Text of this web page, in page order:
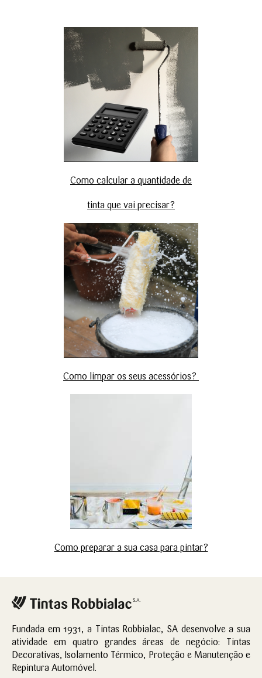
Como calcular a quantidade de
tinta que vai precisar?
Como limpar os seus acessórios?
Como preparar a sua casa para pintar?
Fundada em 1931, a Tintas Robbialac, SA desenvolve a sua
atividade em quatro grandes áreas de negócio: Tintas
Decorativas, Isolamento Térmico, Proteção e Manutenção e
Repintura Automóvel.